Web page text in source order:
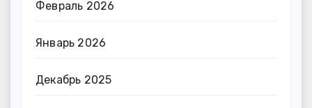
Февраль 2026
Январь 2026
Декабрь 2025